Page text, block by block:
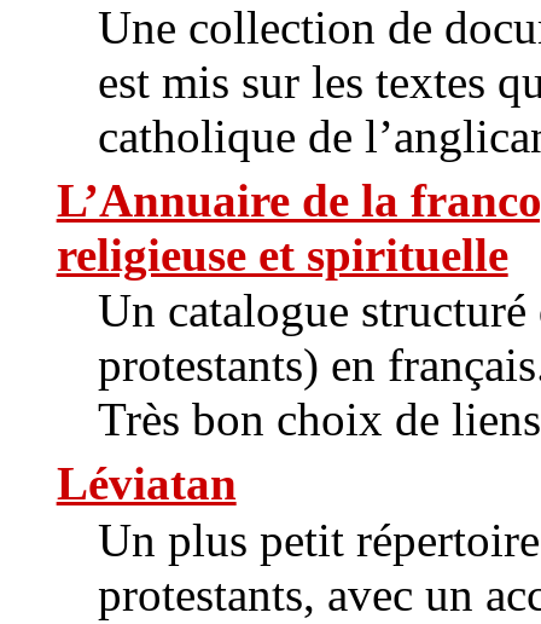
Une collection de
est mis sur les textes
catholique de
L’Annuaire de la
religieuse et spirituelle
Un catalogue
protestants) en
Très bon choix de
Léviatan
Un plus petit
protestants, avec un